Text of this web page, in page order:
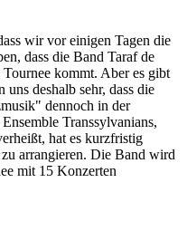
wir vor einigen Tagen die
dass die Band Taraf de
kommt. Aber es gibt
deshalb sehr, dass die
dennoch in der
Transsylvanians,
hat es kurzfristig
arrangieren. Die Band wird
mit 15 Konzerten